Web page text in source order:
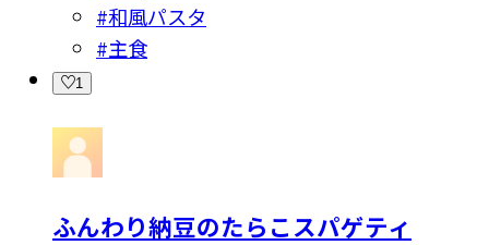
#和風パスタ
#主食
1
ふんわり納豆のたらこスパゲティ